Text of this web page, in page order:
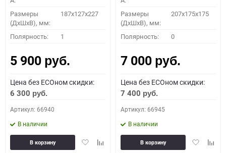
Размеры
(ДхШхВ), мм:
187x127x227
Полярность: 1
5 900 руб.
Цена без ECOном скидки:
6 300 руб.
Артикул: 66940
В наличии
ДобавитьДобавить
В корзину
Размеры
(ДхШхВ), мм:
207x175x175
Полярность: 0
7 000 руб.
Цена без ECOном скидки:
7 400 руб.
Артикул: 66945
В наличии
Добавить
В корзину